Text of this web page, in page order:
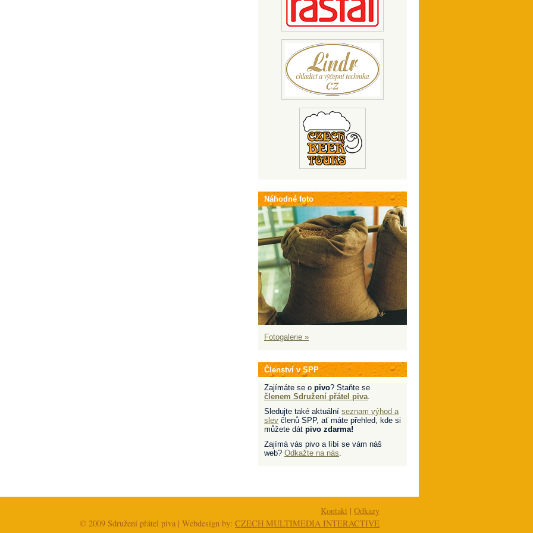
Náhodné foto
Fotogalerie »
Členství v SPP
Zajímáte se o pivo? Staňte se
členem Sdružení přátel piva.
Sledujte také aktuální seznam výhod a
slev členů SPP, ať máte přehled, kde si
můžete dát pivo zdarma!
Zajímá vás pivo a líbí se vám náš
web? Odkažte na nás.
Kontakt |Odkazy
© 2009 Sdružení přátel piva | Webdesign by:CZECH MULTIMEDIA INTERACTIVE